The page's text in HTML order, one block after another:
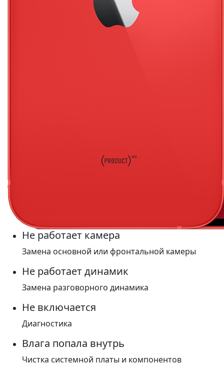
Не работает камера
Замена основной или фронтальной камеры
Не работает динамик
Замена разговорного динамика
Не включается
Диагностика
Влага попала внутрь
Чистка системной платы и компонентов